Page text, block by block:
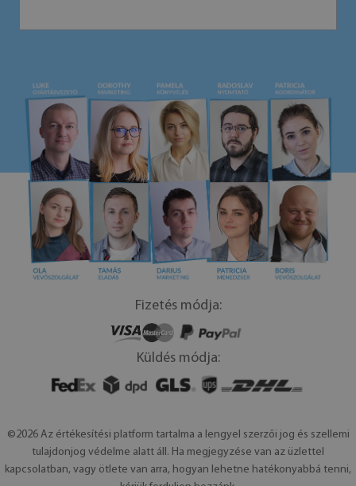
Fizetés módja:
Küldés módja:
©2026 Az értékesítési platform tartalma a lengyel szerzői jog és szellemi
tulajdonjog védelme alatt áll. Ha megjegyzése van az üzlettel
kapcsolatban, vagy ötlete van arra, hogyan lehetne hatékonyabbá tenni,